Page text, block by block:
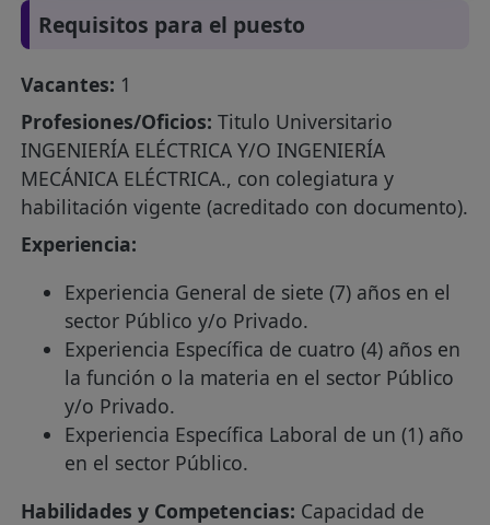
Requisitos para el puesto
Vacantes: 1
Profesiones/Oficios: Titulo Universitario
INGENIERÍA ELÉCTRICA Y/O INGENIERÍA
MECÁNICA ELÉCTRICA., con colegiatura y
habilitación vigente (acreditado con documento).
Experiencia:
Experiencia General de siete (7) años en el
sector Público y/o Privado.
Experiencia Específica de cuatro (4) años en
la función o la materia en el sector Público
y/o Privado.
Experiencia Específica Laboral de un (1) año
en el sector Público.
Habilidades y Competencias: Capacidad de